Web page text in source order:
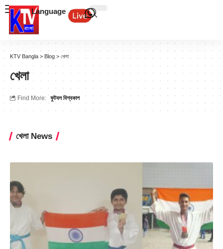
Language
KTV Bangla > Blog > খেলা
খেলা
Find More: ফুটবল বিশ্বকাপ
খেলা News